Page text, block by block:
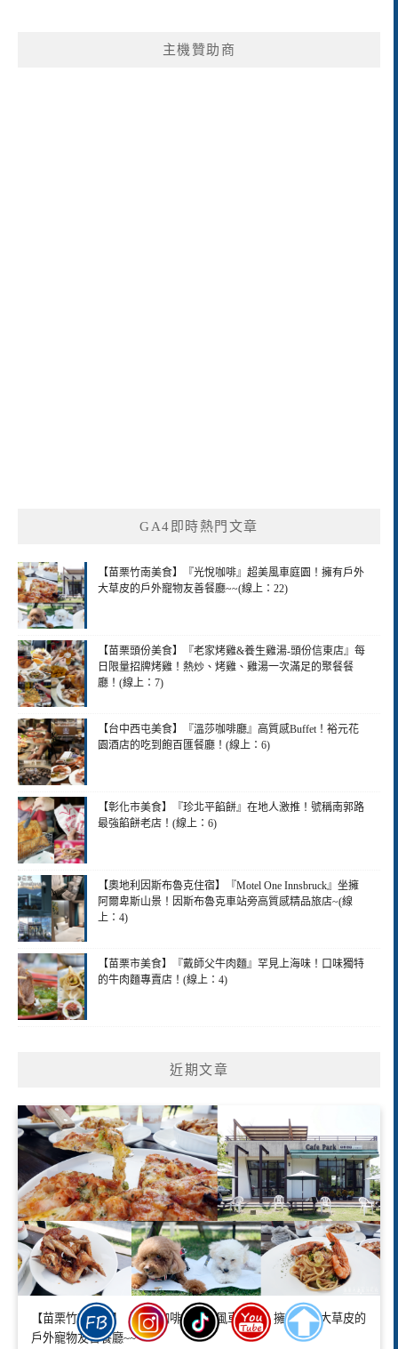
主機贊助商
GA4即時熱門文章
【苗栗竹南美食】『光悅咖啡』超美風車庭園！擁有戶外
大草皮的戶外寵物友善餐廳~~(線上：22)
【苗栗頭份美食】『老家烤雞&養生雞湯-頭份信東店』每
日限量招牌烤雞！熱炒、烤雞、雞湯一次滿足的聚餐餐
廳！(線上：7)
【台中西屯美食】『溫莎咖啡廳』高質感Buffet！裕元花
園酒店的吃到飽百匯餐廳！(線上：6)
【彰化市美食】『珍北平餡餅』在地人激推！號稱南郭路
最強餡餅老店！(線上：6)
【奧地利因斯布魯克住宿】『Motel One Innsbruck』坐擁
阿爾卑斯山景！因斯布魯克車站旁高質感精品旅店~(線
上：4)
【苗栗市美食】『戴師父牛肉麵』罕見上海味！口味獨特
的牛肉麵專賣店！(線上：4)
近期文章
【苗栗竹南美食】『光悅咖啡』超美風車庭園！擁有戶外大草皮的
戶外寵物友善餐廳~~